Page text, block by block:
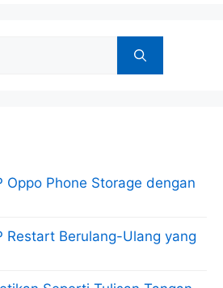
Oppo Phone Storage dengan
Restart Berulang-Ulang yang